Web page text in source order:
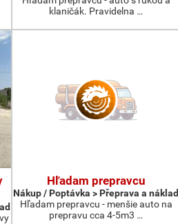
klaničák. Pravidelna …
Hľadam prepravcu
Nákup / Poptávka > Přeprava a náklad
Hľadam prepravcu - menšie auto na
prepravu cca 4-5m3 …